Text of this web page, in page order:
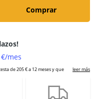
Comprar